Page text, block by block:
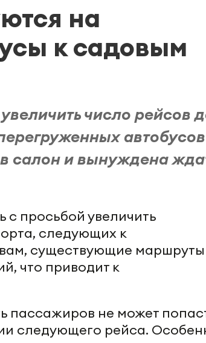
на
к садовым
число рейсов
автобусов
салон и вынуждена
просьбой увеличить
следующих к
существующие маршруты
что приводит к
пассажиров не может
следующего рейса.